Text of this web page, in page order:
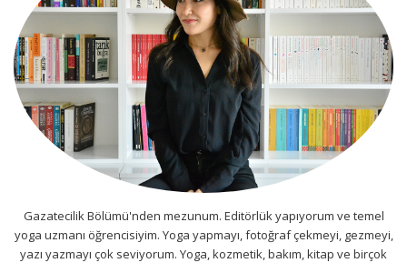
Gazatecilik Bölümü'nden mezunum. Editörlük yapıyorum ve temel
yoga uzmanı öğrencisiyim. Yoga yapmayı, fotoğraf çekmeyi, gezmeyi,
yazı yazmayı çok seviyorum. Yoga, kozmetik, bakım, kitap ve birçok